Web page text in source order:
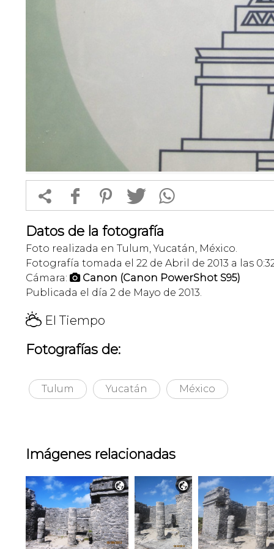
 f 1 T 
Datos de la fotografía
Foto realizada en Tulum, Yucatán, México.
Fotografía tomada el 22 de Abril de 2013 a las
Cámara:  Canon (Canon PowerShot S95)
Publicada el día 2 de Mayo de 2013.
H El Tiempo
Fotografías de:
Tulum Yucatán México
Imágenes relacionadas
 